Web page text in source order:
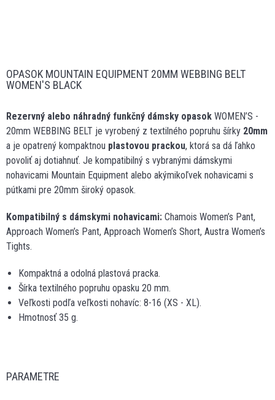
OPASOK MOUNTAIN EQUIPMENT 20MM WEBBING BELT
WOMEN'S BLACK
Rezervný alebo náhradný funkčný dámsky opasok WOMEN’S -
20mm WEBBING BELT je vyrobený z textilného popruhu šírky 20mm
a je opatrený kompaktnou plastovou prackou, ktorá sa dá ľahko
povoliť aj dotiahnuť. Je kompatibilný s vybranými dámskymi
nohavicami Mountain Equipment alebo akýmikoľvek nohavicami s
pútkami pre 20mm široký opasok.
Kompatibilný s dámskymi nohavicami: Chamois Women’s Pant,
Approach Women’s Pant, Approach Women’s Short, Austra Women’s
Tights.
Kompaktná a odolná plastová pracka.
Šírka textilného popruhu opasku 20 mm.
Veľkosti podľa veľkosti nohavíc: 8-16 (XS - XL).
Hmotnosť 35 g.
PARAMETRE